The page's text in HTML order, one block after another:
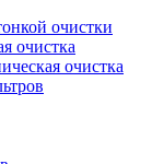
очистки
очистка
очистка